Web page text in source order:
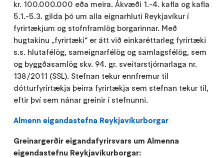
kr. 100.000.000 eða meira. Ákvæði 1.-4. kafla og kafla
5.1.-5.3. gilda þó um alla eignarhluti Reykjavíkur í
fyrirtækjum og stofnframlög borgarinnar. Með
hugtakinu „fyrirtæki“ er átt við einkaréttarleg fyrirtæki
s.s. hlutafélög, sameignarfélög og samlagsfélög, sem
og byggðasamlög skv. 94. gr. sveitarstjórnarlaga nr.
138/2011 (SSL). Stefnan tekur ennfremur til
dótturfyrirtækja þeirra fyrirtækja sem stefnan tekur til,
eftir því sem nánar greinir í stefnunni.
Almenn eigandastefna Reykjavíkurborgar
Greinargerðir eigandafyrirsvars um Almenna
eigendastefnu Reykjavíkurborgar: